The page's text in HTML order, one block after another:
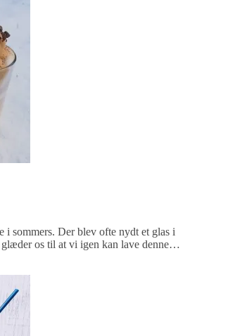
sommers. Der blev ofte nydt et glas i
os til at vi igen kan lave denne…